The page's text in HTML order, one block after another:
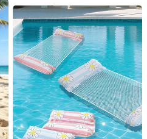
(5개/41cm) 긴 불꽃놀이 물총, 다공식
당김형 물 분무기, 반짝이는 물총, 여
름 수영장, 해변 및 물 파티 활동에 적
합
2,890원 -22%
맨발 친화적 신발, 야외 캐주얼 부드러
운 밑창 신발, 필라테스 요가, 비치 액
세서리